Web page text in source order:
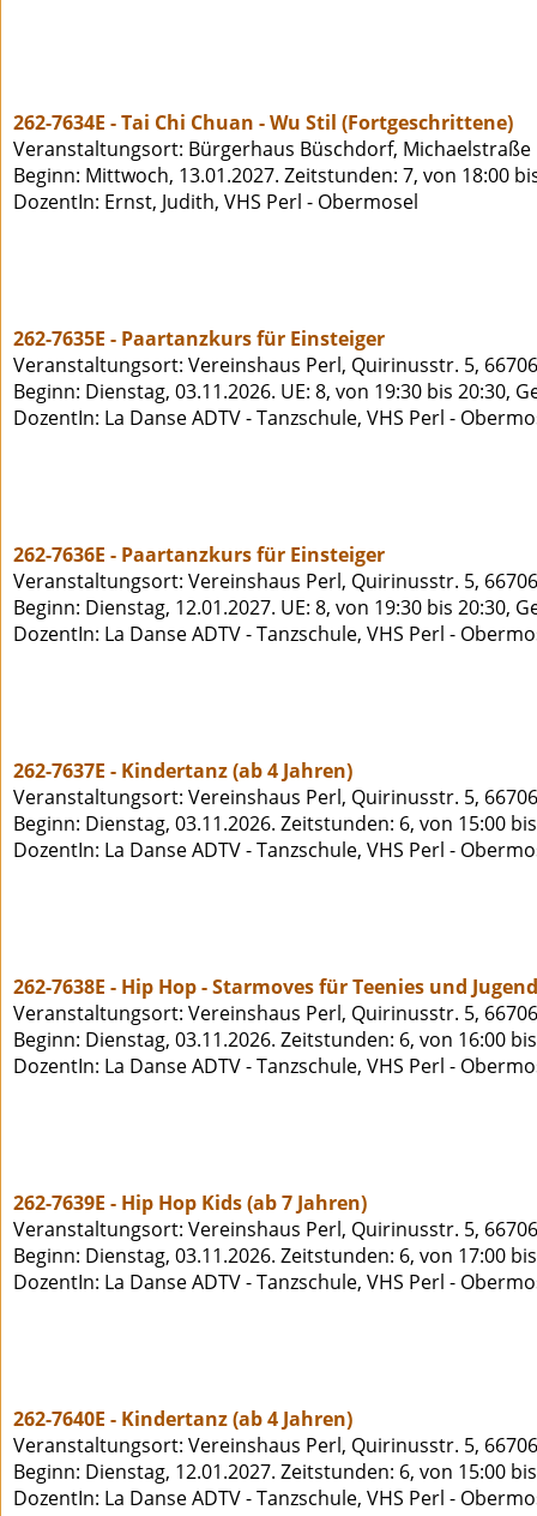
262-7634E - Tai Chi Chuan - Wu Stil (Fortgeschrittene)
Veranstaltungsort: Bürgerhaus Büschdorf, Michaelstraße
Beginn: Mittwoch, 13.01.2027. Zeitstunden: 7, von 18:00
DozentIn: Ernst, Judith, VHS Perl - Obermosel
262-7635E - Paartanzkurs für Einsteiger
Veranstaltungsort: Vereinshaus Perl, Quirinusstr. 5,
Beginn: Dienstag, 03.11.2026. UE: 8, von 19:30 bis 20:30,
DozentIn: La Danse ADTV - Tanzschule, VHS Perl -
262-7636E - Paartanzkurs für Einsteiger
Veranstaltungsort: Vereinshaus Perl, Quirinusstr. 5,
Beginn: Dienstag, 12.01.2027. UE: 8, von 19:30 bis 20:30,
DozentIn: La Danse ADTV - Tanzschule, VHS Perl -
262-7637E - Kindertanz (ab 4 Jahren)
Veranstaltungsort: Vereinshaus Perl, Quirinusstr. 5,
Beginn: Dienstag, 03.11.2026. Zeitstunden: 6, von 15:00
DozentIn: La Danse ADTV - Tanzschule, VHS Perl -
262-7638E - Hip Hop - Starmoves für Teenies und
Veranstaltungsort: Vereinshaus Perl, Quirinusstr. 5,
Beginn: Dienstag, 03.11.2026. Zeitstunden: 6, von 16:00
DozentIn: La Danse ADTV - Tanzschule, VHS Perl -
262-7639E - Hip Hop Kids (ab 7 Jahren)
Veranstaltungsort: Vereinshaus Perl, Quirinusstr. 5,
Beginn: Dienstag, 03.11.2026. Zeitstunden: 6, von 17:00
DozentIn: La Danse ADTV - Tanzschule, VHS Perl -
262-7640E - Kindertanz (ab 4 Jahren)
Veranstaltungsort: Vereinshaus Perl, Quirinusstr. 5,
Beginn: Dienstag, 12.01.2027. Zeitstunden: 6, von 15:00
DozentIn: La Danse ADTV - Tanzschule, VHS Perl -